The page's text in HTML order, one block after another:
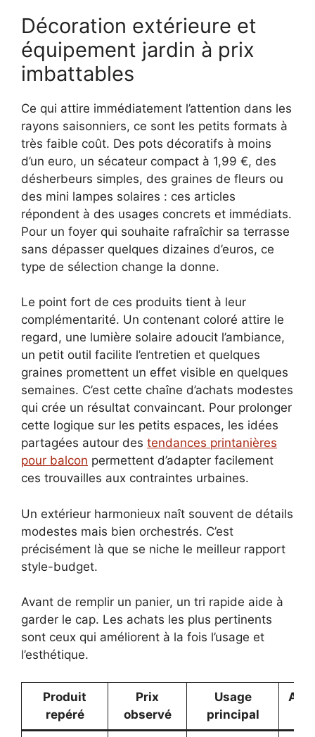
Décoration extérieure et
équipement jardin à prix
imbattables
Ce qui attire immédiatement l’attention dans les
rayons saisonniers, ce sont les petits formats à
très faible coût. Des pots décoratifs à moins
d’un euro, un sécateur compact à 1,99 €, des
désherbeurs simples, des graines de fleurs ou
des mini lampes solaires : ces articles
répondent à des usages concrets et immédiats.
Pour un foyer qui souhaite rafraîchir sa terrasse
sans dépasser quelques dizaines d’euros, ce
type de sélection change la donne.
Le point fort de ces produits tient à leur
complémentarité. Un contenant coloré attire le
regard, une lumière solaire adoucit l’ambiance,
un petit outil facilite l’entretien et quelques
graines promettent un effet visible en quelques
semaines. C’est cette chaîne d’achats modestes
qui crée un résultat convaincant. Pour prolonger
cette logique sur les petits espaces, les idées
partagées autour des tendances printanières
pour balcon permettent d’adapter facilement
ces trouvailles aux contraintes urbaines.
Un extérieur harmonieux naît souvent de détails
modestes mais bien orchestrés. C’est
précisément là que se niche le meilleur rapport
style-budget.
Avant de remplir un panier, un tri rapide aide à
garder le cap. Les achats les plus pertinents
sont ceux qui améliorent à la fois l’usage et
l’esthétique.
Produit
repéré
Prix
observé
Usage
principal